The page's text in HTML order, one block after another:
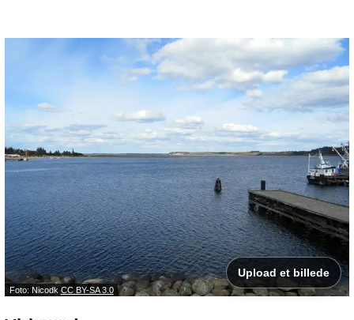
Foto: NicodkCC BY-SA 3.0
Upload et billede